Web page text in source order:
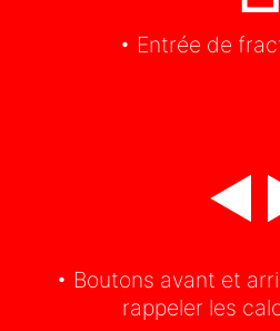
• Entrée de
• Boutons avant et
rappeler les